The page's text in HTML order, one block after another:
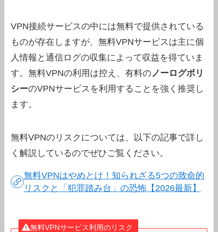
VPN接続サービスの中には無料で提供されている
ものが存在しますが、無料VPNサービスは主に個
人情報と通信ログの収集によって収益を得ていま
す。無料VPNの利用は控え、有料の ノーログポリ
シーのVPNサービスを利用することを強く推奨し
ます。
無料VPNのリスクについては、以下の記事で詳し
く解説しているのでぜひご覧ください。
無料VPNはやめとけ！知られざる5つの致命的
リスクと「犯罪踏み台」の恐怖【2026最新】
無料VPNサービス利用のリスク